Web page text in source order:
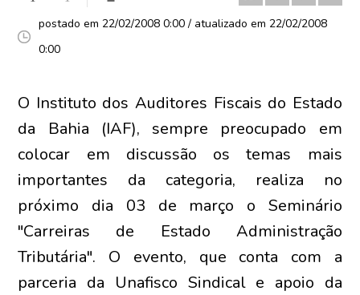
postado em 22/02/2008 0:00 / atualizado em 22/02/2008
0:00
O Instituto dos Auditores Fiscais do Estado
da Bahia (IAF), sempre preocupado em
colocar em discussão os temas mais
importantes da categoria, realiza no
próximo dia 03 de março o Seminário
"Carreiras de Estado Administração
Tributária". O evento, que conta com a
parceria da Unafisco Sindical e apoio da